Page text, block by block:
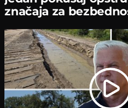
značaјa za